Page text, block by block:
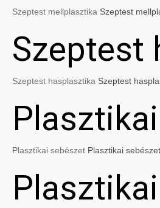
Szeptest mellplasztika Szeptest
Szeptest
Szeptest hasplasztika Szeptest
Plasztikai sebészet Plasztikai sebészet